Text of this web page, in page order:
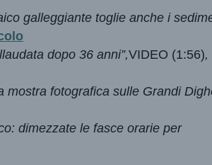
galleggiante toglie anche i
dopo 36 anni”,VIDEO (1:56),
mostra fotografica sulle Grandi
dimezzate le fasce orarie per